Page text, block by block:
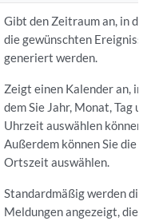
Gibt den Zeitraum an, in
die gewünschten Ereignisse
generiert werden.
Zeigt einen Kalender an, in
dem Sie Jahr, Monat, Tag
Uhrzeit auswählen können.
Außerdem können Sie die
Ortszeit auswählen.
Standardmäßig werden die
Meldungen angezeigt, die in